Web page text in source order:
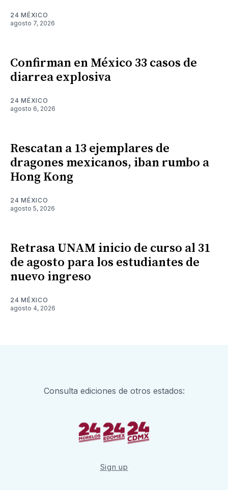
24 MÉXICO
agosto 7, 2026
Confirman en México 33 casos de
diarrea explosiva
24 MÉXICO
agosto 6, 2026
Rescatan a 13 ejemplares de
dragones mexicanos, iban rumbo a
Hong Kong
24 MÉXICO
agosto 5, 2026
Retrasa UNAM inicio de curso al 31
de agosto para los estudiantes de
nuevo ingreso
24 MÉXICO
agosto 4, 2026
Consulta ediciones de otros estados:
Sign up